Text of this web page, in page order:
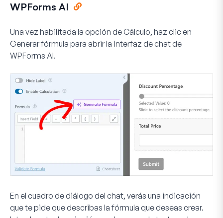
WPForms AI
Una vez habilitada la opción de Cálculo, haz clic en
Generar fórmula para abrir la interfaz de chat de
WPForms AI.
En el cuadro de diálogo del chat, verás una indicación
que te pide que describas la fórmula que deseas crear.